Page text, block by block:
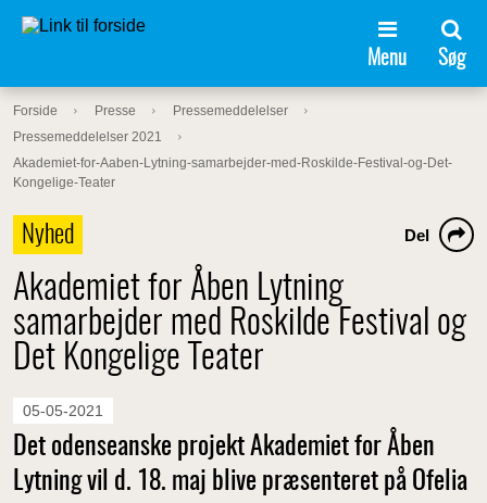
Menu Søg
Forside Presse
Pressemeddelelser
Pressemeddelelser 2021
Akademiet-for-Aaben-Lytning-samarbejder-med-Roskilde-Festival-og-Det-
Kongelige-Teater
Nyhed
Akademiet for Åben Lytning
samarbejder med Roskilde Festival og
Det Kongelige Teater
Del
05-05-2021
Det odenseanske projekt Akademiet for Åben
Lytning vil d. 18. maj blive præsenteret på Ofelia